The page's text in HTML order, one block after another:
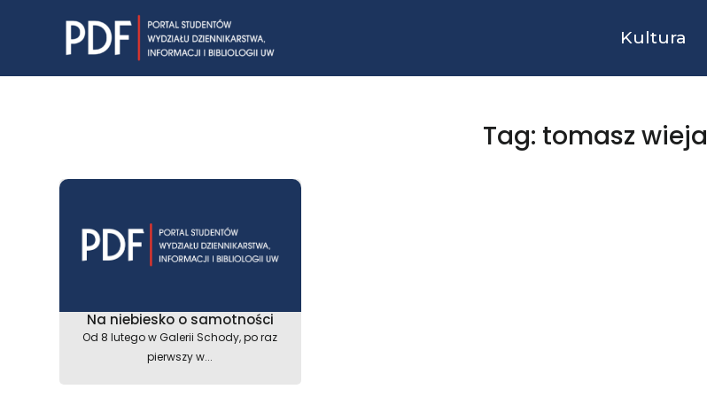
Kultura
Tag: tomasz wieja
Na niebiesko o samotności
Od 8 lutego w Galerii Schody, po raz
pierwszy w...